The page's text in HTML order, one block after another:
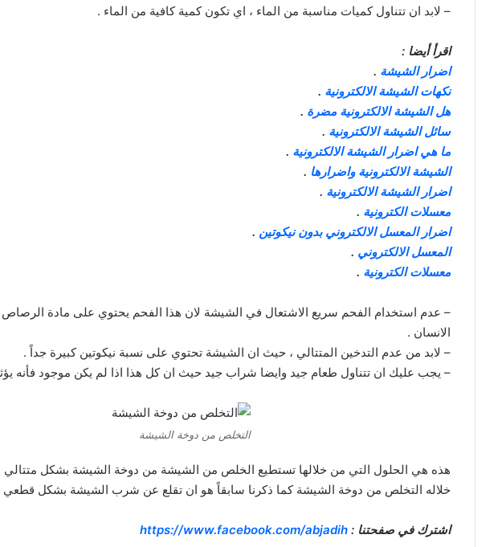
– لابد ان تتناول كميات مناسبة من الماء ، اي تكون كمية كافية من الماء .
اقرأ أيضا :
اضرار الشيشة .
نكهات الشيشة الالكترونية .
هل الشيشة الالكترونية مضرة .
سائل الشيشة الالكترونية .
ما هي اضرار الشيشة الالكترونية .
الشيشة الالكترونية واضرارها .
اضرار الشيشة الالكترونية .
معسلات الكترونية .
اضرار المعسل الالكتروني بدون نيكوتين .
المعسل الالكتروني .
معسلات الكترونية .
– عدم استخدام الفحم سريع الاشتعال في الشيشة لان هذا الفحم يحتوي على مادة
الانسان .
– لابد من عدم التدخين المتتالي ، حيث ان الشيشة تحتوي على نسبة نيكوتين كبيرة جداً .
– يجب عليك ان تتناول طعام جيد وايضا شراب جيد حيث ان كل هذا اذا لم يكن موجود فأنه
التخلص من دوخة الشيشة
هذه هي الحلول التي من خلالها تستطيع الخلص من الشيشة من دوخة الشيشة بشكل
خلاله التخلص من دوخة الشيشة كما ذكرنا سابقاً هو ان تقلع عن شرب الشيشة بشكل قطعي
اشترك في صفحتنا :https://www.facebook.com/abjadih